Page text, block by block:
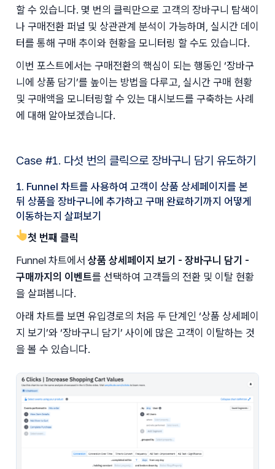
할 수 있습니다. 몇 번의 클릭만으로 고객의 장바구니 탐색이
나 구매전환 퍼널 및 상관관계 분석이 가능하며, 실시간 데이
터를 통해 구매 추이와 현황을 모니터링 할 수도 있습니다.
이번 포스트에서는 구매전환의 핵심이 되는 행동인 ‘장바구
니에 상품 담기’를 높이는 방법을 다루고, 실시간 구매 현황
및 구매액을 모니터링할 수 있는 대시보드를 구축하는 사례
에 대해 알아보겠습니다.
Case #1. 다섯 번의 클릭으로 장바구니 담기 유도하기
1. Funnel 차트를 사용하여 고객이 상품 상세페이지를 본
뒤 상품을 장바구니에 추가하고 구매 완료하기까지 어떻게
이동하는지 살펴보기
👆첫 번째 클릭
Funnel 차트에서 상품 상세페이지 보기 - 장바구니 담기 -
구매까지의 이벤트를 선택하여 고객들의 전환 및 이탈 현황
을 살펴봅니다.
아래 차트를 보면 유입경로의 처음 두 단계인 ‘상품 상세페이
지 보기’와 ‘장바구니 담기’ 사이에 많은 고객이 이탈하는 것
을 볼 수 있습니다.